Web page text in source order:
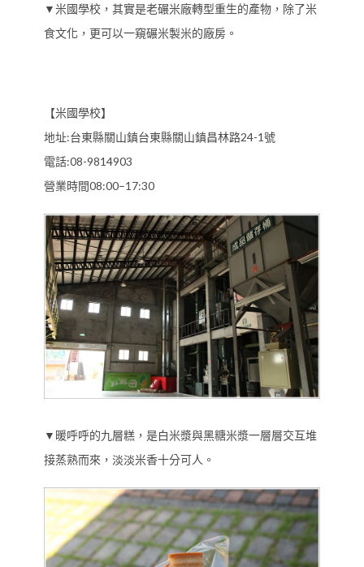
▼米國學校，其實是老碾米廠轉型重生的產物，除了米
食文化，更可以一窺碾米製米的廠房。
【米國學校】
地址:台東縣關山鎮台東縣關山鎮昌林路24-1號
電話:08-9814903
營業時間08:00–17:30
▼暖呼呼的九層糕，是白米漿與黑糖米漿一層層交互堆
接蒸熟而來，淡淡米香十分可人。